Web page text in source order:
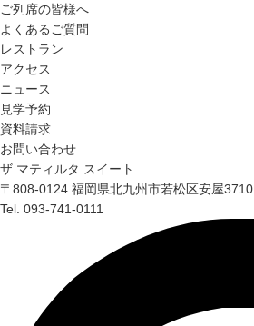
ご列席の皆様へ
よくあるご質問
レストラン
アクセス
ニュース
見学予約
資料請求
お問い合わせ
ザ マティルタ スイート
〒808-0124 福岡県北九州市若松区安屋3710
Tel. 093-741-0111